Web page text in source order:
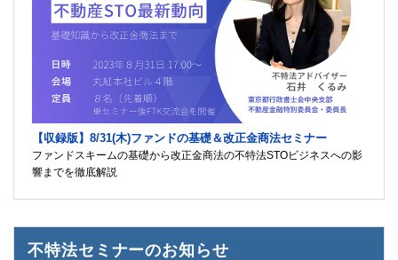
【収録版】8/31(木)ファンドの基礎＆改正金商法セミナー
ファンドスキームの基礎から改正金商法の不特法STOビジネスへの影
響までを徹底解説
不特法セミナーのお知らせ